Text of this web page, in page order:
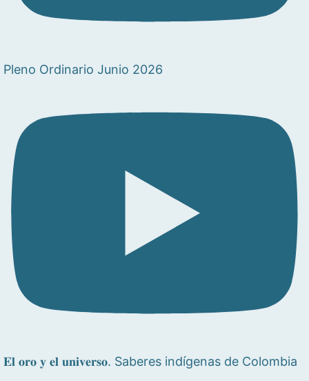
Pleno Ordinario Junio 2026
𝐄𝐥 𝐨𝐫𝐨 𝐲 𝐞𝐥 𝐮𝐧𝐢𝐯𝐞𝐫𝐬𝐨. Saberes indígenas de Colombia